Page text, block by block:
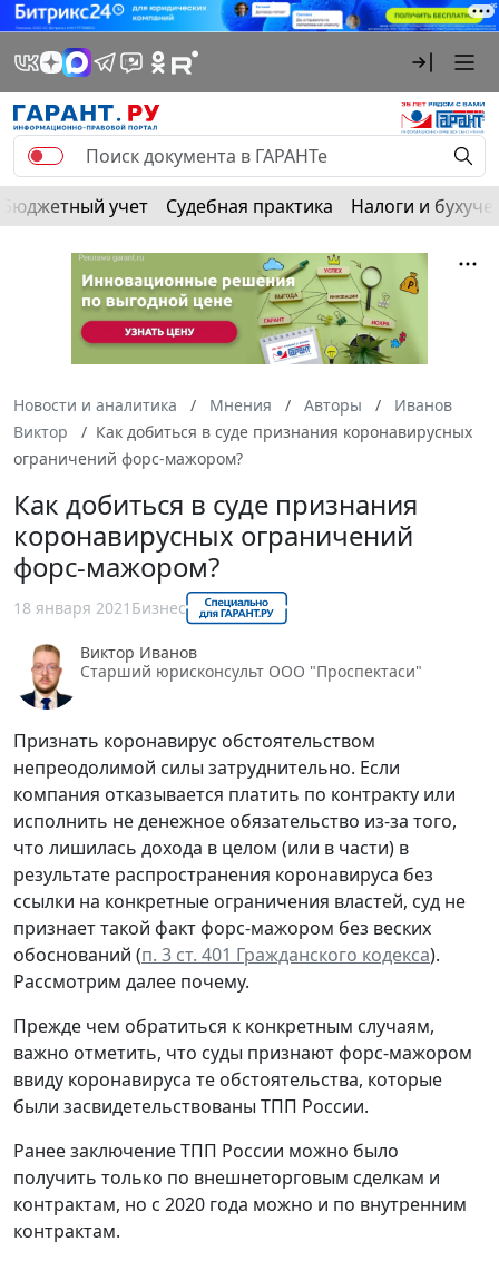
Бюджетный учет Судебная практика Налоги и
Новости и аналитика Мнения Авторы
Иванов
Виктор
Как добиться в суде признания коронавирусных
ограничений форс-мажором?
Как добиться в суде признания
коронавирусных ограничений
форс-мажором?
18 января 2021 Бизнес
Виктор Иванов
Старший юрисконсульт ООО "Проспектаси"
Признать коронавирус обстоятельством
непреодолимой силы затруднительно. Если
компания отказывается платить по контракту или
исполнить не денежное обязательство из-за того,
что лишилась дохода в целом (или в части) в
результате распространения коронавируса без
ссылки на конкретные ограничения властей, суд не
признает такой факт форс-мажором без веских
обоснований (п. 3 ст. 401 Гражданского кодекса).
Рассмотрим далее почему.
Прежде чем обратиться к конкретным случаям,
важно отметить, что суды признают форс-мажором
ввиду коронавируса те обстоятельства, которые
были засвидетельствованы ТПП России.
Ранее заключение ТПП России можно было
получить только по внешнеторговым сделкам и
контрактам, но с 2020 года можно и по внутренним
контрактам.